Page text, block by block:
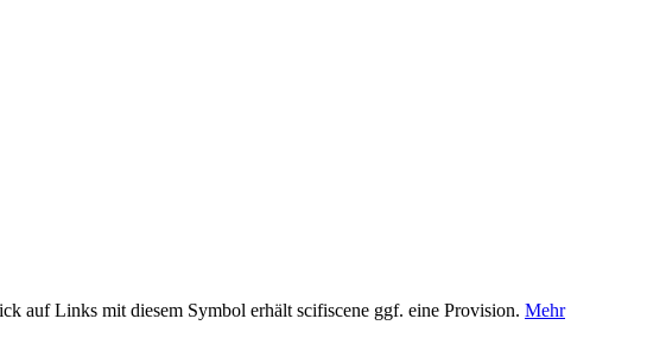
auf Links mit diesem Symbol erhält scifiscene ggf. eine Provision. Mehr